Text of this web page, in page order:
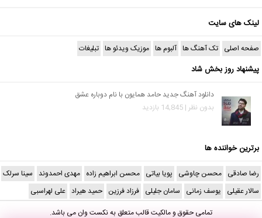
لینک های سایت
صفحه اصلی تک آهنگ ها آلبوم ها موزیک ویدئو ها تبلیغات
پیشنهاد روز بخش شاد
دانلود آهنگ جدید حامد همایون با نام دوباره عشق
بدون نظر | 14,845 بازدید
برترین خواننده ها
رضا صادقی محسن چاوشی پویا بیاتی محسن ابراهیم زاده مهدی احمدوند سینا سرلک
سالار عقیلی یوسف زمانی سامان جلیلی فرزاد فرزین حمید هیراد علی لهراسبی
تمامی حقوق و مالکیت قالب متعلق بهنکست وانمی باشد.